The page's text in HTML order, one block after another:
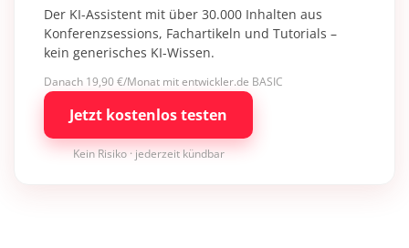
Der KI-Assistent mit über 30.000 Inhalten aus
Konferenzsessions, Fachartikeln und Tutorials –
kein generisches KI-Wissen.
Danach 19,90 €/Monat mit entwickler.de BASIC
Jetzt kostenlos testen
Kein Risiko · jederzeit kündbar